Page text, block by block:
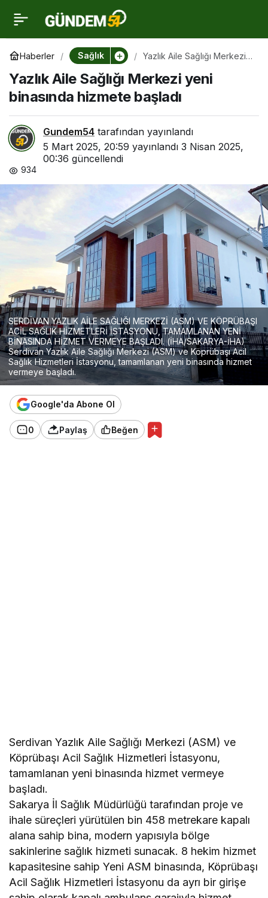
Haberler Sağlık
Yazlık Aile Sağlığı Merkezi
başladı
Yazlık Aile Sağlığı Merkezi yeni
binasında hizmete başladı
Gundem54 tarafından yayınlandı
5 Mart 2025, 20:59 yayınlandı 3 Nisan 2025,
00:36 güncellendi
934
SERDİVAN YAZLIK AİLE SAĞLIĞI MERKEZİ (ASM) VE KÖPRÜBAŞI
ACİL SAĞLIK HİZMETLERİ İSTASYONU, TAMAMLANAN YENİ
BİNASINDA HİZMET VERMEYE BAŞLADI. (İHA/SAKARYA-İHA)
Serdivan Yazlık Aile Sağlığı Merkezi (ASM) ve Köprübaşı Acil
Sağlık Hizmetleri İstasyonu, tamamlanan yeni binasında hizmet
vermeye başladı.
Google'da Abone Ol
0 Paylaş Beğen
Serdivan Yazlık Aile Sağlığı Merkezi (ASM) ve
Köprübaşı Acil Sağlık Hizmetleri İstasyonu,
tamamlanan yeni binasında hizmet vermeye
başladı.
Sakarya İl Sağlık Müdürlüğü tarafından proje ve
ihale süreçleri yürütülen bin 458 metrekare kapalı
alana sahip bina, modern yapısıyla bölge
sakinlerine sağlık hizmeti sunacak. 8 hekim hizmet
kapasitesine sahip Yeni ASM binasında, Köprübaşı
Acil Sağlık Hizmetleri İstasyonu da ayrı bir girişe
Yazlık Aile Sağlığı
Merkezi yeni binasında
hizmete başladı